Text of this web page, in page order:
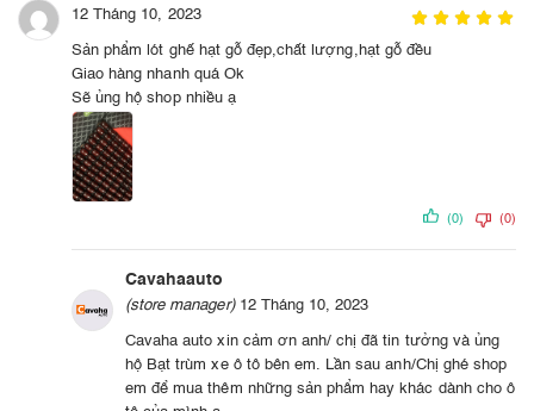
12 Tháng 10, 2023
Sản phẩm lót ghế hạt gỗ đẹp,chất lượng,hạt gỗ đều
Giao hàng nhanh quá Ok
Sẽ ủng hộ shop nhiều ạ
(0) (0)
Cavahaauto
(store manager) 12 Tháng 10, 2023
Cavaha auto xin cảm ơn anh/ chị đã tin tưởng và ủng
hộ Bạt trùm xe ô tô bên em. Lần sau anh/Chị ghé shop
em để mua thêm những sản phẩm hay khác dành cho ô